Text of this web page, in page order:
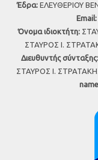
Έδρα: ΕΛΕΥΘΕΡΙΟΥ
Εmail:
Όνομα ιδιοκτήτη:
ΣΤΑΥΡΟΣ Ι.
Διευθυντής σύνταξης:
ΣΤΑΥΡΟΣ Ι.